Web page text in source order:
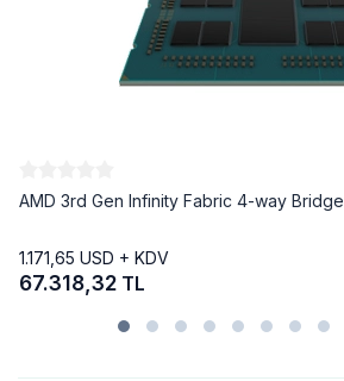
AMD 3rd Gen Infinity Fabric 4-way Bridge
1.171,65 USD + KDV
67.318,32 TL